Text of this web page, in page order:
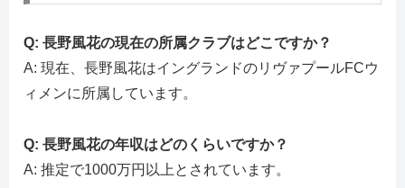
Q: 長野風花の現在の所属クラブはどこですか？
A: 現在、長野風花はイングランドのリヴァプールFCウ
ィメンに所属しています。
Q: 長野風花の年収はどのくらいですか？
A: 推定で1000万円以上とされています。